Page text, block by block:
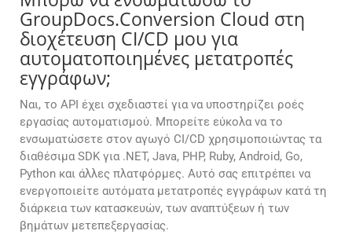
GroupDocs.Conversion Cloud στη
διοχέτευση CI/CD μου για
αυτοματοποιημένες μετατροπές
εγγράφων;
Ναι, το API έχει σχεδιαστεί για να υποστηρίζει ροές
εργασίας αυτοματισμού. Μπορείτε εύκολα να το
ενσωματώσετε στον αγωγό CI/CD χρησιμοποιώντας τα
διαθέσιμα SDK για .NET, Java, PHP, Ruby, Android, Go,
Python και άλλες πλατφόρμες. Αυτό σας επιτρέπει να
ενεργοποιείτε αυτόματα μετατροπές εγγράφων κατά τη
διάρκεια των κατασκευών, των αναπτύξεων ή των
βημάτων μετεπεξεργασίας.